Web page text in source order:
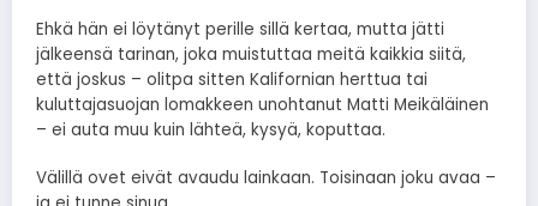
Ehkä hän ei löytänyt perille sillä kertaa, mutta jätti
jälkeensä tarinan, joka muistuttaa meitä kaikkia siitä,
että joskus – olitpa sitten Kalifornian herttua tai
kuluttajasuojan lomakkeen unohtanut Matti Meikäläinen
– ei auta muu kuin lähteä, kysyä, koputtaa.
Välillä ovet eivät avaudu lainkaan. Toisinaan joku avaa –